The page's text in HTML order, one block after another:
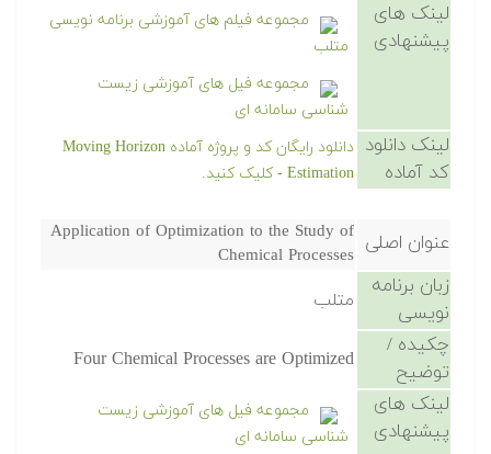
لینک های
پیشنهادی
مجموعه فیلم های آموزشی برنامه نویسی
متلب
مجموعه فیل های آموزشی زیست
شناسی سامانه ای
لینک دانلود
کد آماده
دانلود رایگان کد و پروژه آماده Moving Horizon
Estimation - کلیک کنید.
عنوان اصلی Application of Optimization to the Study of
Chemical Processes
زبان برنامه
نویسی
متلب
چکیده /
توضیح
Four Chemical Processes are Optimized
لینک های
پیشنهادی
مجموعه فیل های آموزشی زیست
شناسی سامانه ای